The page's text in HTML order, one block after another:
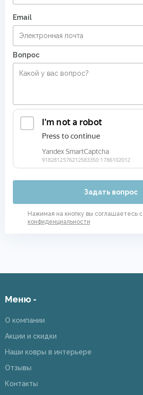
Email
Вопрос
Задать вопрос
Нажимая на кнопку вы соглашаетесь с
конфиденциальности
Меню -
О компании
Акции и скидки
Наши ковры в интерьере
Отзывы
Контакты